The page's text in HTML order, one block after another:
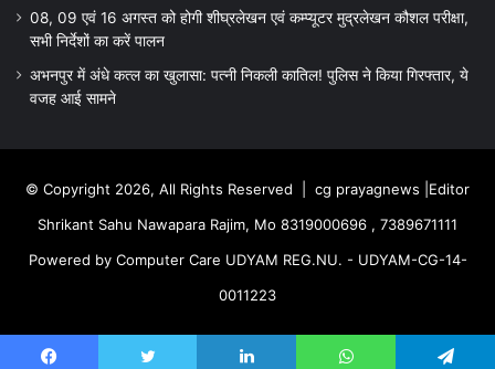
08, 09 एवं 16 अगस्त को होगी शीघ्रलेखन एवं कम्प्यूटर मुद्रलेखन कौशल परीक्षा,
सभी निर्देशों का करें पालन
अभनपुर में अंधे कत्ल का खुलासा: पत्नी निकली कातिल! पुलिस ने किया गिरफ्तार, ये
वजह आई सामने
© Copyright 2026, All Rights Reserved | cg prayagnews |Editor
Shrikant Sahu Nawapara Rajim, Mo 8319000696 , 7389671111
Powered by Computer Care UDYAM REG.NU. - UDYAM-CG-14-
0011223